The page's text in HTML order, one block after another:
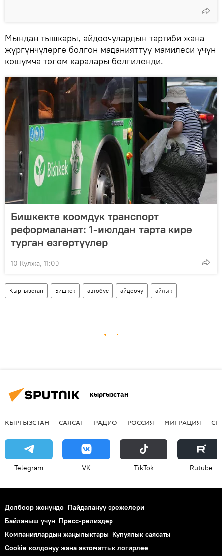
Мындан тышкары, айдоочулардын тартиби жана
жүргүнчүлөргө болгон маданияттуу мамилеси үчүн
кошумча төлөм каралары белгиленди.
Бишкекте коомдук транспорт
реформаланат: 1-июлдан тарта кире
турган өзгөртүүлөр
10 Кулжа, 11:00
Кыргызстан Бишкек автобус айдоочу айлык
Кыргызстан
КЫРГЫЗСТАН САЯСАТ РАДИО РОССИЯ МИГРАЦИЯ
Telegram VK ТikТоk Rutube
Долбоор жөнүндө Пайдалануу эрежелери
Байланыш үчүн Пресс-релиздер
Компаниялардын жаңылыктары Купуялык саясаты
Cookie колдонуу жана автоматтык логирлөө